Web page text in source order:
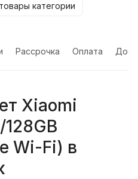
категории
Рассрочка Оплата
Xiaomi
Wi-Fi) в